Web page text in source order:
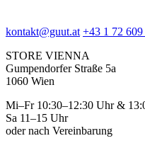
kontakt@guut.at +43 1 72 609
STORE VIENNA
Gumpendorfer Straße 5a
1060 Wien
Mi–Fr 10:30–12:30 Uhr &
Sa 11–15 Uhr
oder nach Vereinbarung